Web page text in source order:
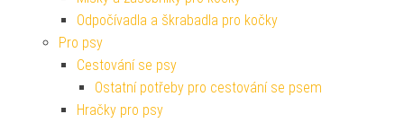
Odpočívadla a škrabadla pro kočky
Pro psy
Cestování se psy
Ostatní potřeby pro cestování se psem
Hračky pro psy